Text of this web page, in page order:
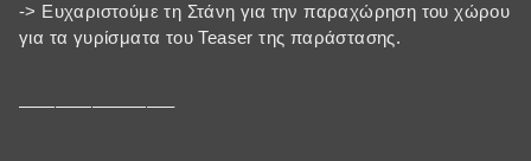
-> Ευχαριστούμε τη Στάνη για την παραχώρηση του χώρου
για τα γυρίσματα του Teaser της παράστασης.
————————–